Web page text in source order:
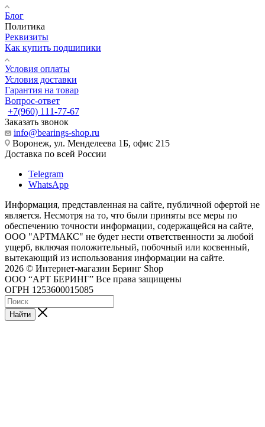
Блог
Политика
Реквизиты
Как купить подшипики
Условия оплаты
Условия доставки
Гарантия на товар
Вопрос-ответ
+7(960) 111-77-67
Заказать звонок
info@bearings-shop.ru
Воронеж, ул. Менделеева 1Б, офис 215
Доставка по всей России
Telegram
WhatsApp
Информация, представленная на сайте, публичной офертой не
является. Несмотря на то, что были приняты все меры по
обеспечению точности информации, содержащейся на сайте,
ООО "АРТМАКС" не будет нести ответственности за любой
ущерб, включая положительный, побочный или косвенный,
вытекающий из использования информации на сайте.
2026 © Интернет-магазин Беринг Shop
ООО “АРТ БЕРИНГ” Все права защищены
ОГРН 1253600015085
Найти